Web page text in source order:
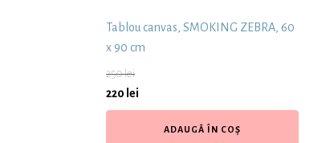
Tablou canvas, SMOKING ZEBRA, 60
x 90 cm
250lei
220 lei
ADAUGĂ ÎN COȘ